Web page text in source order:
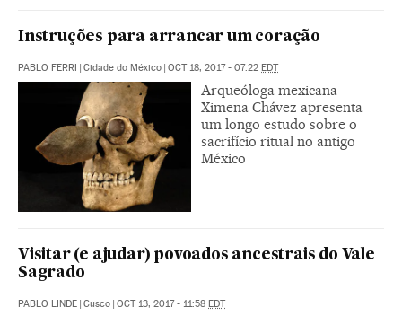
Instruções para arrancar um coração
PABLO FERRI | Cidade do México | OCT 18, 2017 - 07:22 EDT
Arqueóloga mexicana
Ximena Chávez apresenta
um longo estudo sobre o
sacrifício ritual no antigo
México
Visitar (e ajudar) povoados ancestrais do Vale
Sagrado
PABLO LINDE | Cusco | OCT 13, 2017 - 11:58 EDT